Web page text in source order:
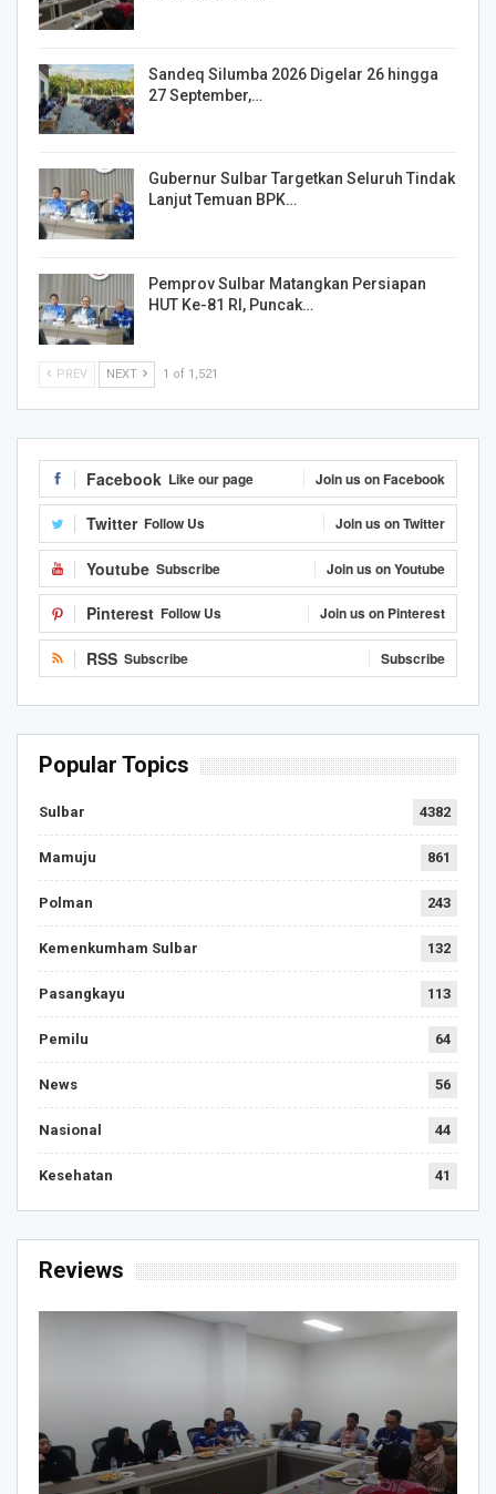
Sandeq Silumba 2026 Digelar 26 hingga
27 September,…
Gubernur Sulbar Targetkan Seluruh Tindak
Lanjut Temuan BPK…
Pemprov Sulbar Matangkan Persiapan
HUT Ke-81 RI, Puncak…
PREV NEXT 1 of 1,521
Facebook Like our page Join us on Facebook
Twitter Follow Us Join us on Twitter
Youtube Subscribe Join us on Youtube
Pinterest Follow Us Join us on Pinterest
RSS Subscribe Subscribe
Popular Topics
Sulbar 4382
Mamuju 861
Polman 243
Kemenkumham Sulbar 132
Pasangkayu 113
Pemilu 64
News 56
Nasional 44
Kesehatan 41
Reviews